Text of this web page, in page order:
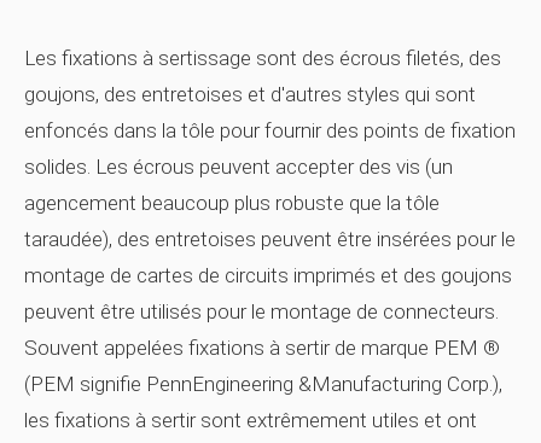
Les fixations à sertissage sont des écrous filetés, des
goujons, des entretoises et d'autres styles qui sont
enfoncés dans la tôle pour fournir des points de fixation
solides. Les écrous peuvent accepter des vis (un
agencement beaucoup plus robuste que la tôle
taraudée), des entretoises peuvent être insérées pour le
montage de cartes de circuits imprimés et des goujons
peuvent être utilisés pour le montage de connecteurs.
Souvent appelées fixations à sertir de marque PEM ®
(PEM signifie PennEngineering &Manufacturing Corp.),
les fixations à sertir sont extrêmement utiles et ont